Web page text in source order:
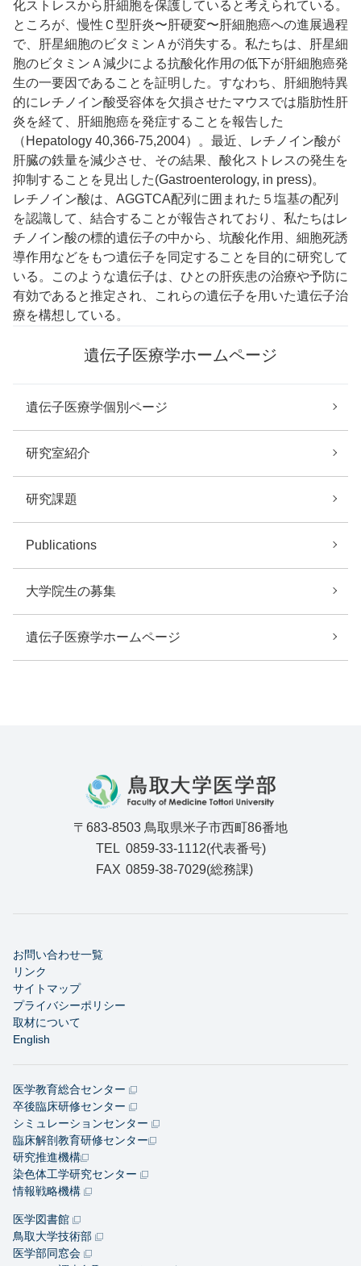
化ストレスから肝細胞を保護していると考えられている。
ところが、慢性Ｃ型肝炎〜肝硬変〜肝細胞癌への進展過程
で、肝星細胞のビタミンＡが消失する。私たちは、肝星細
胞のビタミンＡ減少による抗酸化作用の低下が肝細胞癌発
生の一要因であることを証明した。すなわち、肝細胞特異
的にレチノイン酸受容体を欠損させたマウスでは脂肪性肝
炎を経て、肝細胞癌を発症することを報告した
（Hepatology 40,366-75,2004）。最近、レチノイン酸が
肝臓の鉄量を減少させ、その結果、酸化ストレスの発生を
抑制することを見出した(Gastroenterology, in press)。
レチノイン酸は、AGGTCA配列に囲まれた５塩基の配列
を認識して、結合することが報告されており、私たちはレ
チノイン酸の標的遺伝子の中から、坑酸化作用、細胞死誘
導作用などをもつ遺伝子を同定することを目的に研究して
いる。このような遺伝子は、ひとの肝疾患の治療や予防に
有効であると推定され、これらの遺伝子を用いた遺伝子治
療を構想している。
遺伝子医療学ホームページ
遺伝子医療学個別ページ
研究室紹介
研究課題
Publications
大学院生の募集
遺伝子医療学ホームページ
〒683-8503 鳥取県米子市西町86番地
TEL 0859-33-1112(代表番号)
FAX 0859-38-7029(総務課)
お問い合わせ一覧
リンク
サイトマップ
プライバシーポリシー
取材について
English
医学教育総合センター
卒後臨床研修センター
シミュレーションセンター
臨床解剖教育研修センター
研究推進機構
染色体工学研究センター
情報戦略機構
医学図書館
鳥取大学技術部
医学部同窓会